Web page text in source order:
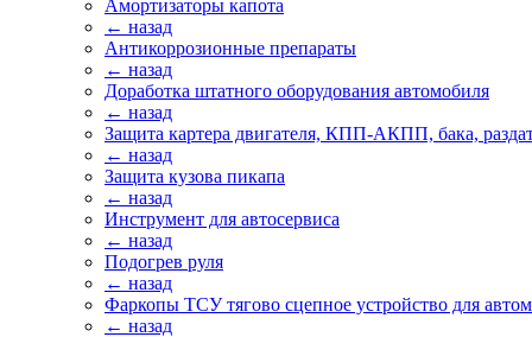
Амортизаторы капота
← назад
Антикоррозионные препараты
← назад
Доработка штатного оборудования автомобиля
← назад
Защита картера двигателя, КПП-АКПП, бака,
← назад
Защита кузова пикапа
← назад
Инструмент для автосервиса
← назад
Подогрев руля
← назад
Фаркопы ТСУ тягово сцепное устройство для
← назад